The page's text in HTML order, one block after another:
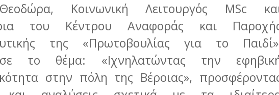
Κοινωνική Λειτουργός MSc
του Κέντρου Αναφοράς και
της «Πρωτοβουλίας για το
το θέμα: «Ιχνηλατώντας την
στην πόλη της Βέροιας»,